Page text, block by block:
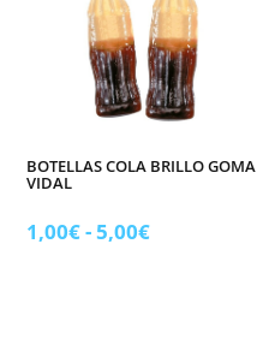
5,00€
BOTELLAS COLA BRILLO GOMA
VIDAL
1,00€-5,00€Rango